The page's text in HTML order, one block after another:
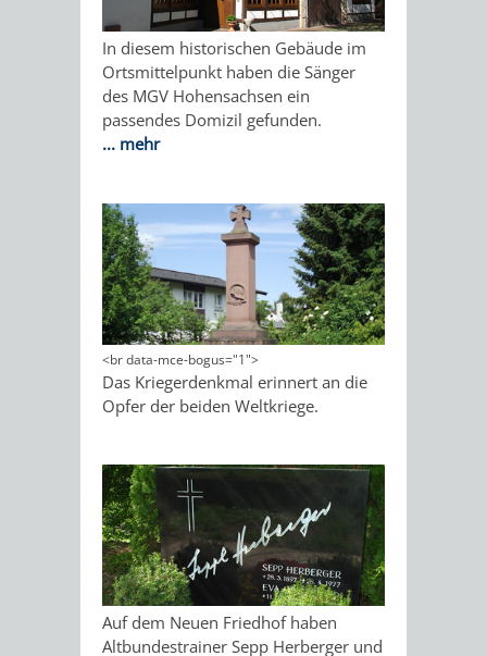
ORTSVEREINE
GESCHICHTE
EINRICHTUNGEN
ORTSVEREINE
In diesem historischen Gebäude im
Ortsmittelpunkt haben die Sänger
des MGV Hohensachsen ein
passendes Domizil gefunden.
... mehr
<br data-mce-bogus="1">
Das Kriegerdenkmal erinnert an die
Opfer der beiden Weltkriege.
Auf dem Neuen Friedhof haben
Altbundestrainer Sepp Herberger und